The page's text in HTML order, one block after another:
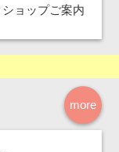
ョップご案内
more